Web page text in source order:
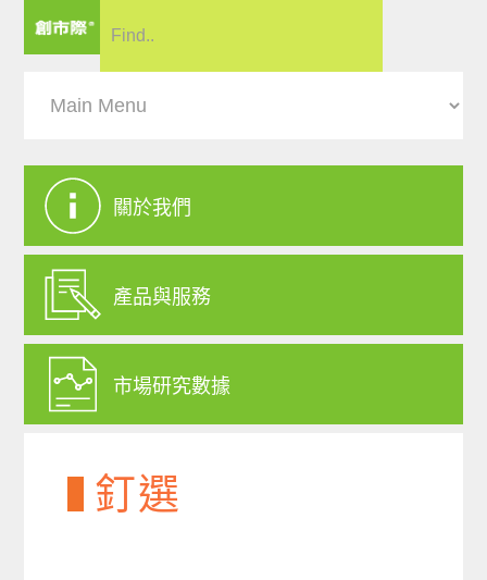
關於我們
產品與服務
市場研究數據
釘選